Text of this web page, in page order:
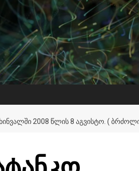
2008 ᲬᲚᲘᲡ 8 ᲐᲒᲕᲘᲡᲢᲝ. (